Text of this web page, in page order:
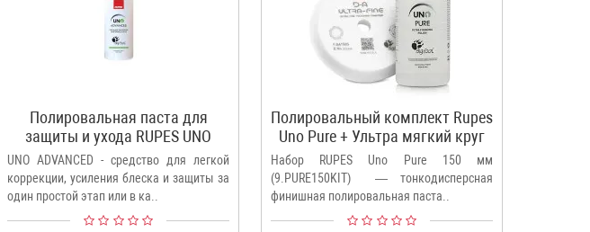
Полировальная паста для
защиты и ухода RUPES UNO
ADVANCED
UNO ADVANCED - средство для легкой
коррекции, усиления блеска и защиты за
один простой этап или в ка..
Полировальный комплект Rupes
Uno Pure + Ультра мягкий круг
Rupes 150 мм
Набор RUPES Uno Pure 150 мм
(9.PURE150KIT) — тонкодисперсная
финишная полировальная паста..